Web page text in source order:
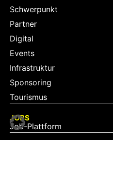
Schwerpunkt
Partner
Digital
Events
Infrastruktur
Sponsoring
Tourismus
JOBS
Job-Plattform